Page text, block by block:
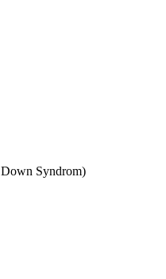
Down Syndrom)